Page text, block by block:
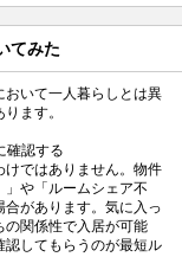
てみた
おいて一人暮らしとは異
ます。
確認する
けではありません。物件
」や「ルームシェア不
があります。気に入っ
の関係性で入居が可能
認してもらうのが最短ル